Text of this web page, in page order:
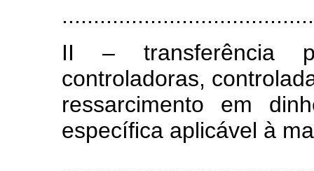
II – transferência
controladoras,
ressarcimento em
específica aplicável à